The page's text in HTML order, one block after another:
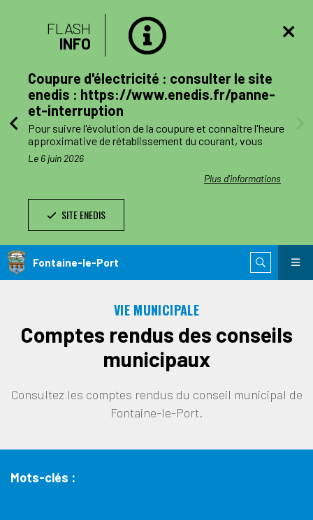
le
est
FLASH
INFO
Coupure d'électricité : consulter le site
enedis : https://www.enedis.fr/panne-
et-interruption
Plus d'informations
Pour suivre l'évolution de la coupure et connaître l'heure
approximative de rétablissement du courant, vous
pouvez consulter le site enedis.fr/panne-et-
interruption ou télécharger l'application Enedis à mes
côtés. Toutefois l'alimentation pourra être rétablie à
Le jour des travaux, si vous avez besoin d’information
complémentaire, vous pourrez nous joindre au numéro
Le 6 juin 2026
SITE ENEDIS
Fontaine-le-Port
VIE MUNICIPALE
Comptes rendus des conseils
municipaux
Consultez les comptes rendus du conseil municipal de
Fontaine-le-Port.
Mots-clés :